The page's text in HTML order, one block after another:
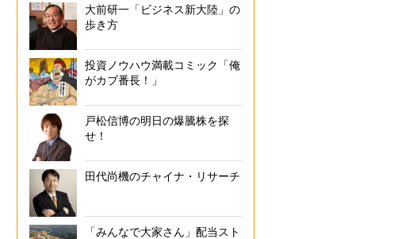
大前研一「ビジネス新大陸」の
歩き方
投資ノウハウ満載コミック「俺
がカブ番長！」
戸松信博の明日の爆騰株を探
せ！
田代尚機のチャイナ・リサーチ
「みんなで大家さん」配当スト